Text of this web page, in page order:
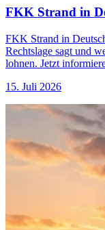
FKK Strand in
FKK Strand in
Rechtslage sagt und
lohnen. Jetzt
15. Juli 2026